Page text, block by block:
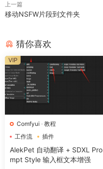
上一篇
移动NSFW片段到文件夹
猜你喜欢
Comfyui · 教程
工作流
插件
AlekPet 自动翻译 + SDXL Pro
mpt Style 输入框文本增强
VIP